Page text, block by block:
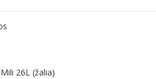
26L (žalia)